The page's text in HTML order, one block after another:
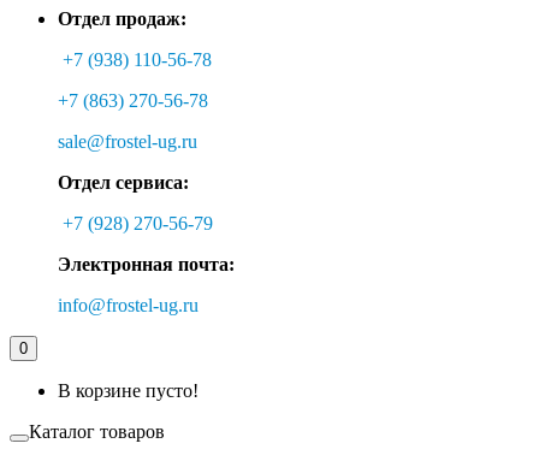
Отдел продаж:
+7 (938) 110-56-78
+7 (863) 270-56-78
sale@frostel-ug.ru
Отдел сервиса:
+7 (928) 270-56-79
Электронная почта:
info@frostel-ug.ru
0
В корзине пусто!
Каталог товаров